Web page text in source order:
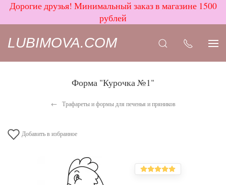
Дорогие друзья! Минимальный заказ в магазине 1500
рублей
LUBIMOVA.COM
Форма "Курочка №1"
Трафареты и формы для печенья и пряников
Добавить в избранное